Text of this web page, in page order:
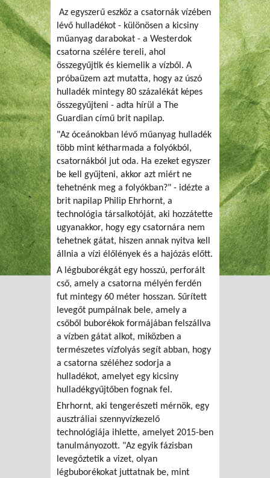
Az egyszerű eszköz a csatornák vízében
lévő hulladékot - különösen a kicsiny
műanyag darabokat - a Westerdok
csatorna szélére tereli, ahol
összegyűjtik és kiemelik a vízből. A
próbaüzem azt mutatta, hogy az úszó
hulladék mintegy 80 százalékát képes
összegyűjteni - adta hírül a The
Guardian című brit napilap.
"Az óceánokban lévő műanyag hulladék
több mint kétharmada a folyókból,
csatornákból jut oda. Ha ezeket egyszer
be kell gyűjteni, akkor azt miért ne
tehetnénk meg a folyókban?" - idézte a
brit napilap Philip Ehrhornt, a
technológia társalkotóját, aki hozzátette
ugyanakkor, hogy egy csatornára nem
tehetnek gátat, hiszen annak nyitva kell
állnia a vízi élőlények és a hajózás előtt.
A légbuborékgát egy hosszú, perforált
cső, amely a csatorna mélyén ferdén
fut mintegy 60 méter hosszan. Sűrített
levegőt pumpálnak bele, amely a
csőből buborékok formájában felszállva
a vízben gátat alkot, miközben a
természetes vízfolyás segít abban, hogy
a csatorna széléhez sodorja a
hulladékot, amelyet egy kicsiny
hulladékgyűjtőben fognak fel.
Ehrhornt, aki tengerészeti mérnök, egy
ausztráliai szennyvízkezelő
technológiája ihlette, amelyet 2015-ben
tanulmányozott. "Az egyik fázisban
levegőztetik a vizet, olyan
légbuborékokat juttatnak be, mint